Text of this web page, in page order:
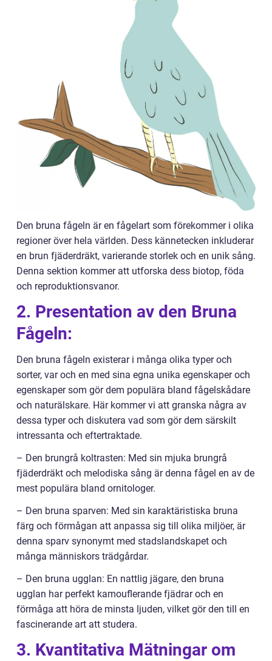
Den bruna fågeln är en fågelart som förekommer i olika
regioner över hela världen. Dess kännetecken inkluderar
en brun fjäderdräkt, varierande storlek och en unik sång.
Denna sektion kommer att utforska dess biotop, föda
och reproduktionsvanor.
2. Presentation av den Bruna
Fågeln:
Den bruna fågeln existerar i många olika typer och
sorter, var och en med sina egna unika egenskaper och
egenskaper som gör dem populära bland fågelskådare
och naturälskare. Här kommer vi att granska några av
dessa typer och diskutera vad som gör dem särskilt
intressanta och eftertraktade.
– Den brungrå koltrasten: Med sin mjuka brungrå
fjäderdräkt och melodiska sång är denna fågel en av de
mest populära bland ornitologer.
– Den bruna sparven: Med sin karaktäristiska bruna
färg och förmågan att anpassa sig till olika miljöer, är
denna sparv synonymt med stadslandskapet och
många människors trädgårdar.
– Den bruna ugglan: En nattlig jägare, den bruna
ugglan har perfekt kamouflerande fjädrar och en
förmåga att höra de minsta ljuden, vilket gör den till en
fascinerande art att studera.
3. Kvantitativa Mätningar om